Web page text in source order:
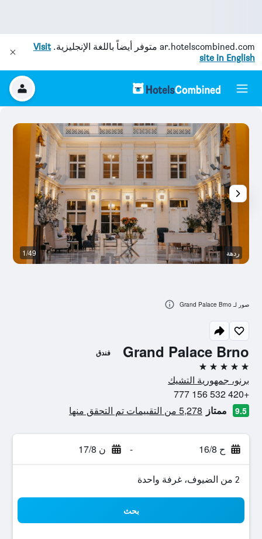
ar.hotelscombined.com متوفر أيضاً باللغة الإنجليزية.Visit
site in English
Grand Palace Brno فندق
5 نجوم
برنو، جمهورية التشيك
+420 532 156 777
9.5 ممتاز 5,278 من التقييمات تم التحقق منها
ح 16/8 - ن 17/8
2 من الضيوف، غرفة واحدة
بحث
ردهة 1/49
صور لـ Grand Palace Brno